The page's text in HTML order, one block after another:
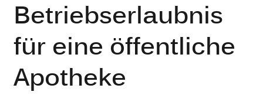
Betriebserlaubnis
für eine öffentliche
Apotheke